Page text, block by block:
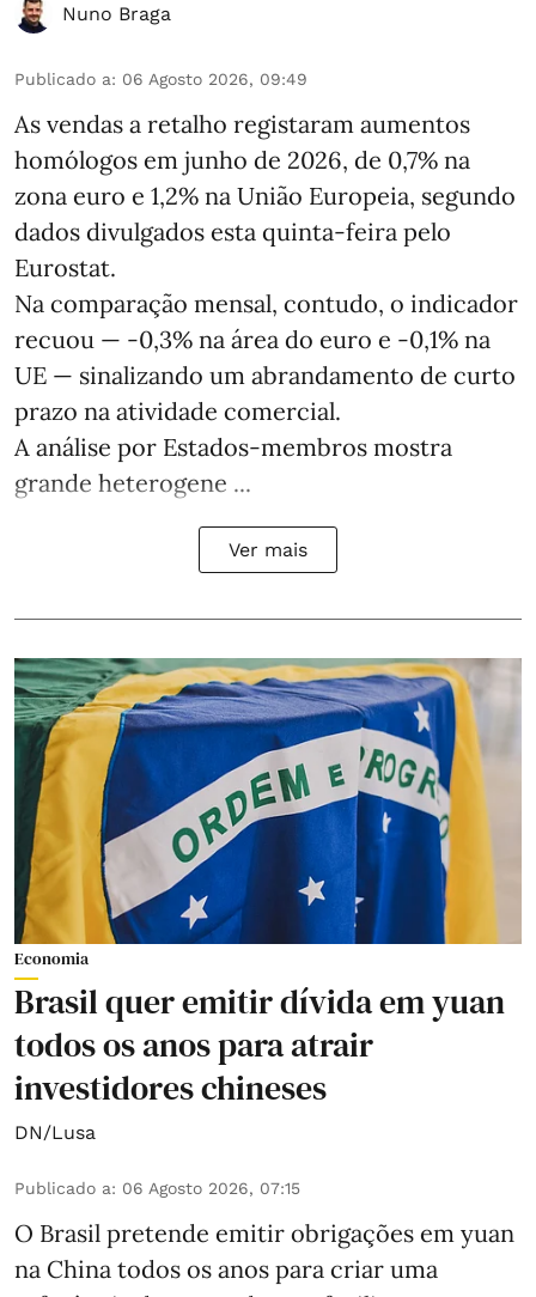
Nuno Braga
Publicado a: 06 Agosto 2026, 09:49
As vendas a retalho registaram aumentos
homólogos em junho de 2026, de 0,7% na
zona euro e 1,2% na União Europeia, segundo
dados divulgados esta quinta-feira pelo
Eurostat.
Na comparação mensal, contudo, o indicador
recuou — -0,3% na área do euro e -0,1% na
UE — sinalizando um abrandamento de curto
prazo na atividade comercial.
A análise por Estados‑membros mostra
grande heterogene ...
Ver mais
Economia
Brasil quer emitir dívida em yuan
todos os anos para atrair
investidores chineses
DN/Lusa
Publicado a: 06 Agosto 2026, 07:15
O Brasil pretende emitir obrigações em yuan
na China todos os anos para criar uma